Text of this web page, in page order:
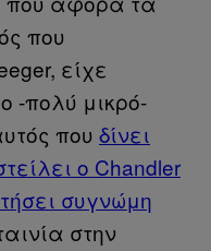
που
είχε
-πολύ μικρό-
που δίνει
ο Chandler
συγνώμη
στην